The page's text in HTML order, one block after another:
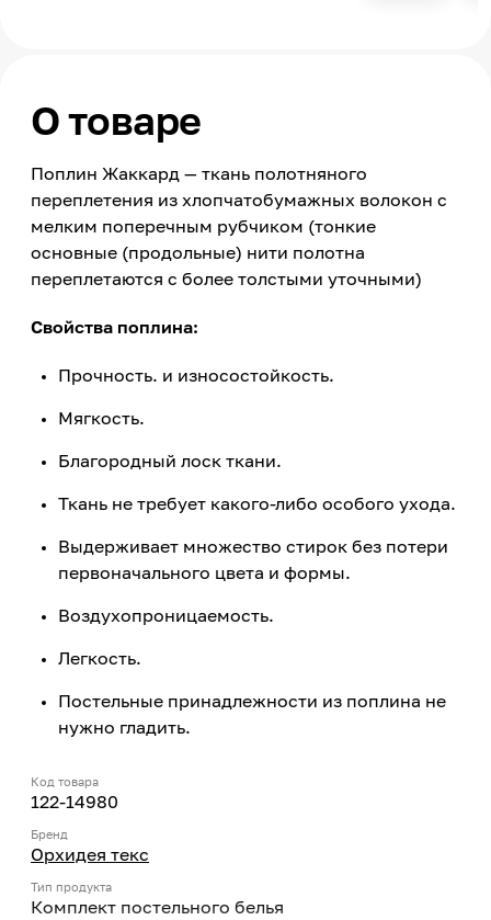
О товаре
Поплин Жаккард — ткань полотняного
переплетения из хлопчатобумажных волокон с
мелким поперечным рубчиком (тонкие
основные (продольные) нити полотна
переплетаются с более толстыми уточными)
Свойства поплина:
Прочность. и износостойкость.
Мягкость.
Благородный лоск ткани.
Ткань не требует какого-либо особого ухода.
Выдерживает множество стирок без потери
первоначального цвета и формы.
Воздухопроницаемость.
Легкость.
Постельные принадлежности из поплина не
нужно гладить.
Код товара
122-14980
Бренд
Орхидея текс
Тип продукта
Комплект постельного белья